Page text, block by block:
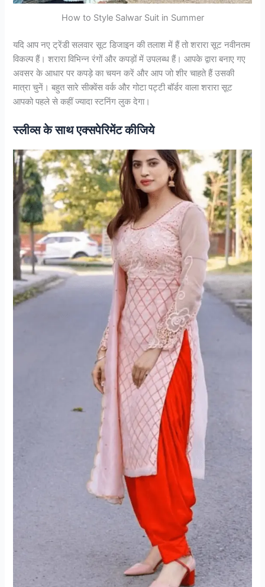
How to Style Salwar Suit in Summer
यदि आप नए ट्रेंडी सलवार सूट डिजाइन की तलाश में हैं तो शरारा सूट नवीनतम
विकल्प हैं। शरारा विभिन्न रंगों और कपड़ों में उपलब्ध हैं। आपके द्वारा बनाए गए
अवसर के आधार पर कपड़े का चयन करें और आप जो शीर चाहते हैं उसकी
मात्रा चुनें। बहुत सारे सीक्वेंस वर्क और गोटा पट्टी बॉर्डर वाला शरारा सूट
आपको पहले से कहीं ज्यादा स्टनिंग लुक देगा।
स्लीव्स के साथ एक्सपेरिमेंट कीजिये